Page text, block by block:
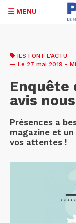
contenu
MENU
ILS FONT L'ACTU
— Le 27 mai 2019 -
Enquête
avis
Présences a
magazine et
vos attentes !